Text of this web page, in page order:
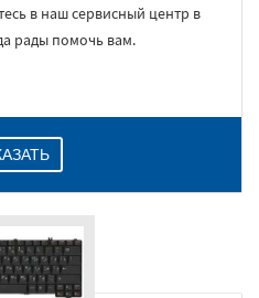
в наш сервисный центр в
рады помочь вам.